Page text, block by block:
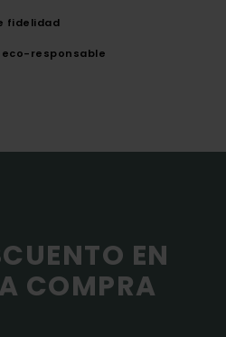
fidelidad
responsable
EN
COMPRA